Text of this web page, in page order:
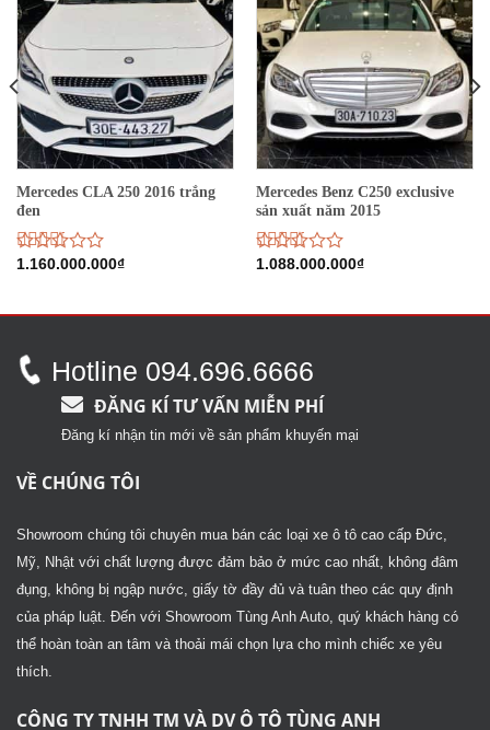
Mercedes CLA 250 2016 trắng
đen
Được
2.735
1.160.000.000₫
Mercedes Benz C250 exclusive
sản xuất năm 2015
Được
2.725
1.088.000.000₫
Hotline 094.696.6666
ĐĂNG KÍ TƯ VẤN MIỄN PHÍ
Đăng kí nhận tin mới về sản phẩm khuyến mại
VỀ CHÚNG TÔI
Showroom chúng tôi chuyên mua bán các loại xe ô tô cao cấp Đức,
Mỹ, Nhật với chất lượng được đảm bảo ở mức cao nhất, không đâm
đụng, không bị ngập nước, giấy tờ đầy đủ và tuân theo các quy định
của pháp luật. Đến với Showroom Tùng Anh Auto, quý khách hàng có
thể hoàn toàn an tâm và thoải mái chọn lựa cho mình chiếc xe yêu
thích.
CÔNG TY TNHH TM VÀ DV Ô TÔ TÙNG ANH